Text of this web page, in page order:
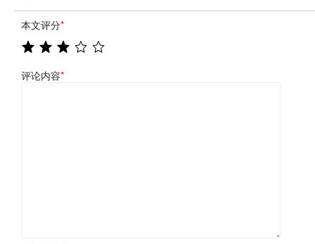
本文评分*
评论内容*